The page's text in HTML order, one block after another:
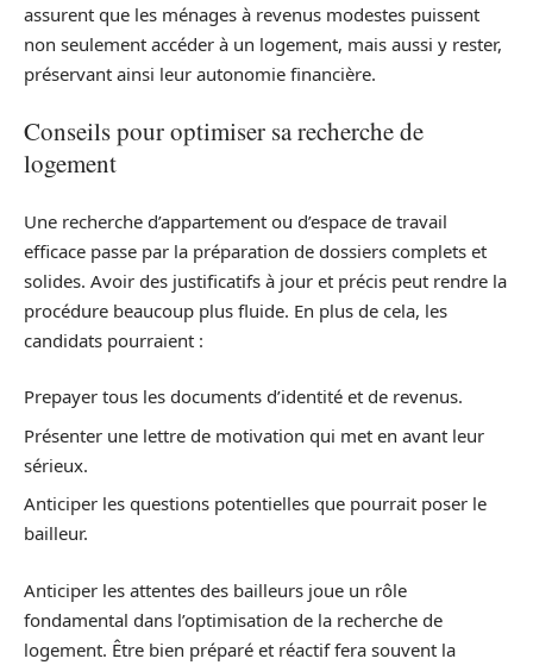
assurent que les ménages à revenus modestes puissent
non seulement accéder à un logement, mais aussi y rester,
préservant ainsi leur autonomie financière.
Conseils pour optimiser sa recherche de
logement
Une recherche d’appartement ou d’espace de travail
efficace passe par la préparation de dossiers complets et
solides. Avoir des justificatifs à jour et précis peut rendre la
procédure beaucoup plus fluide. En plus de cela, les
candidats pourraient :
Prepayer tous les documents d’identité et de revenus.
Présenter une lettre de motivation qui met en avant leur
sérieux.
Anticiper les questions potentielles que pourrait poser le
bailleur.
Anticiper les attentes des bailleurs joue un rôle
fondamental dans l’optimisation de la recherche de
logement. Être bien préparé et réactif fera souvent la